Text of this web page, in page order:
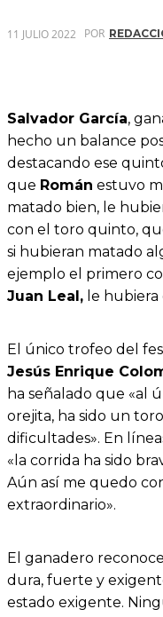
11 JULIO 2022 POR
Salvador García,
hecho un balance
destacando ese
que Román estuvo
matado bien, le
con el toro quinto,
si hubieran matado
ejemplo el primero
Juan Leal, le hubiera
El único trofeo del
Jesús Enrique
ha señalado que «al
orejita, ha sido un
dificultades». En
«la corrida ha sido
Aún así me quedo
extraordinario».
El ganadero
dura, fuerte y
estado exigente.